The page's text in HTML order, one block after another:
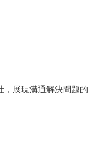
，展現溝通解決問題的